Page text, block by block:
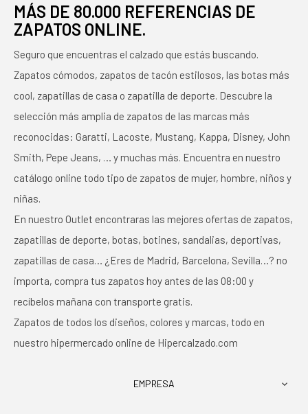
MÁS DE 80.000 REFERENCIAS DE
ZAPATOS ONLINE.
Seguro que encuentras el calzado que estás buscando.
Zapatos cómodos, zapatos de tacón estilosos, las botas más
cool, zapatillas de casa o zapatilla de deporte. Descubre la
selección más amplia de zapatos de las marcas más
reconocidas: Garatti, Lacoste, Mustang, Kappa, Disney, John
Smith, Pepe Jeans, … y muchas más. Encuentra en nuestro
catálogo online todo tipo de zapatos de mujer, hombre, niños y
niñas.
En nuestro Outlet encontraras las mejores ofertas de zapatos,
zapatillas de deporte, botas, botines, sandalias, deportivas,
zapatillas de casa… ¿Eres de Madrid, Barcelona, Sevilla…? no
importa, compra tus zapatos hoy antes de las 08:00 y
recíbelos mañana con transporte gratis.
Zapatos de todos los diseños, colores y marcas, todo en
nuestro hipermercado online de Hipercalzado.com
EMPRESA 